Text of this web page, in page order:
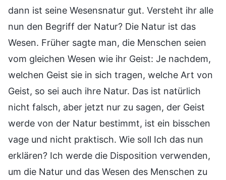
dann ist seine Wesensnatur gut. Versteht ihr alle
nun den Begriff der Natur? Die Natur ist das
Wesen. Früher sagte man, die Menschen seien
vom gleichen Wesen wie ihr Geist: Je nachdem,
welchen Geist sie in sich tragen, welche Art von
Geist, so sei auch ihre Natur. Das ist natürlich
nicht falsch, aber jetzt nur zu sagen, der Geist
werde von der Natur bestimmt, ist ein bisschen
vage und nicht praktisch. Wie soll Ich das nun
erklären? Ich werde die Disposition verwenden,
um die Natur und das Wesen des Menschen zu